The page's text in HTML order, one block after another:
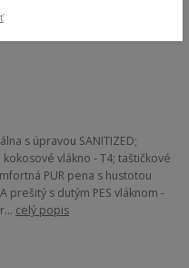
s úpravou SANITIZED;
vlákno - T4; taštičkové
PUR pena s hustotou
prešitý s dutým PES vláknom -
celý popis